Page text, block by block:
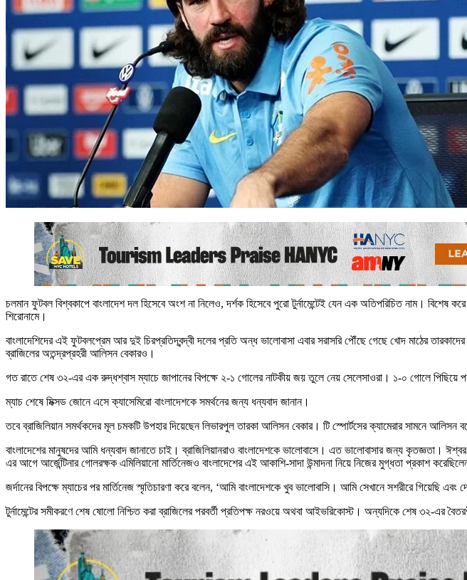
চলমান ফুটবল বিশ্বকাপে বাংলাদেশ দল হিসেবে অংশ না নিলেও, দর্শক হিসেবে পুরো টুর্নামেন্টেই যেন এক অতিপরিচিত নাম। বিশেষ
শিরোনামে।
বাংলাদেশিদের এই ফুটবলপ্রেম আর দুই চিরপ্রতিদ্বন্দ্বী দলের প্রতি অন্ধ ভালোবাসা এবার সরাসরি পৌঁছে গেছে খোদ মাঠের
ব্রাজিলের অতন্দ্রপ্রহরী আলিসন বেকারও।
গত রাতে শেষ ৩২-এর এক রুদ্ধশ্বাস ম্যাচে জাপানের বিপক্ষে ২-১ গোলের নাটকীয় জয় তুলে নেয় সেলেসাওরা। ১-০ গোলে পিছিয়ে
ম্যাচ শেষে মিক্সড জোনে এসে ক্যাসেমিরো বাংলাদেশকে সমর্থনের জন্য ধন্যবাদ জানান।
তবে ব্রাজিলিয়ান সমর্থকদের মূল চমকটি উপহার দিয়েছেন লিভারপুল তারকা আলিসন বেকার। টি স্পোর্টসের ক্যামেরার সামনে
বাংলাদেশের মানুষদের আমি ধন্যবাদ জানাতে চাই। ব্রাজিলিয়ানরাও বাংলাদেশকে ভালোবাসে। এত ভালোবাসার জন্য কৃতজ্ঞতা।
এর আগে আর্জেন্টিনার গোলরক্ষক এমিলিয়ানো মার্তিনেজও বাংলাদেশের এই আকাশি-সাদা উন্মাদনা নিয়ে নিজের মুগ্ধতা প্রকাশ
জর্দানের বিপক্ষে ম্যাচের পর মার্তিনেজ স্মৃতিচারণা করে বলেন, ‘আমি বাংলাদেশকে খুব ভালোবাসি। আমি সেখানে সশরীরে
টুর্নামেন্টের সমীকরণে শেষ ষোলো নিশ্চিত করা ব্রাজিলের পরবর্তী প্রতিপক্ষ নরওয়ে অথবা আইভরিকোস্ট। অন্যদিকে শেষ ৩২-এর